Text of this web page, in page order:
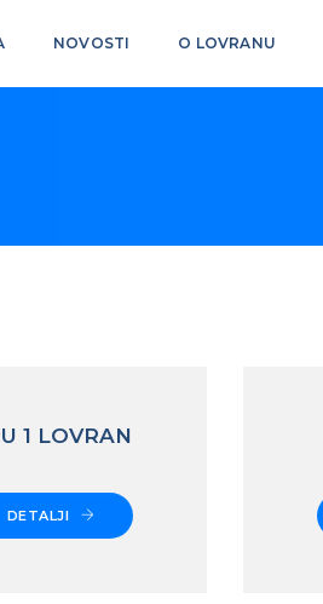
NOVOSTI O LOVRANU
1 LOVRAN
DETALJI